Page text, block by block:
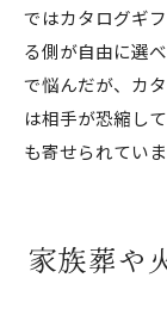
ではカタログギ
る側が自由に選
で悩んだが、カ
は相手が恐縮し
も寄せられていま
家族葬や